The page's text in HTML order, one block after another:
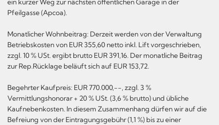
Pfeilgasse (Apcoa).
Monatlicher Wohnbeitrag: Derzeit werden von der Verwaltung
Betriebskosten von EUR 355,60 netto inkl. Lift vorgeschrieben,
zzgl. 10 % USt. ergibt brutto EUR 391,16. Der monatliche Beitrag
zur Rep.Rücklage beläuft sich auf EUR 153,72.
Begehrter Kaufpreis: EUR 770.000,--, zzgl. 3 %
Vermittlungshonorar + 20 % USt. (3,6 % brutto) und übliche
Kaufnebenkosten. In diesem Zusammenhang dürfen wir auf die
Befreiung von der Eintragungsgebühr (1,1 %) bis zu einer